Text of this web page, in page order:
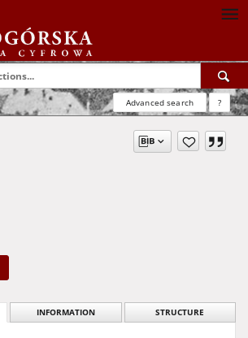
Advanced search ?
INFORMATION STRUCTURE